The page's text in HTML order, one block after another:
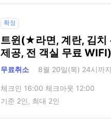
확정
트윈(★라면, 계란, 김치
제공, 전 객실 무료 WIFI)
무료취소 8월 20일(목) 24시까지
체크인 16:00 체크아웃 12:00
기준 2인, 최대 2인